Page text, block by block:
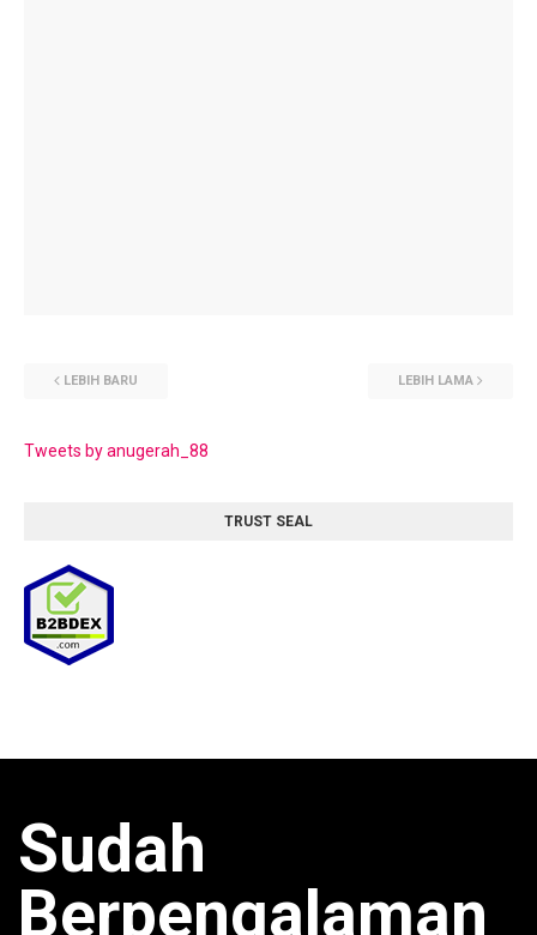
LEBIH BARU LEBIH LAMA
Tweets by anugerah_88
TRUST SEAL
Sudah
Berpengalaman